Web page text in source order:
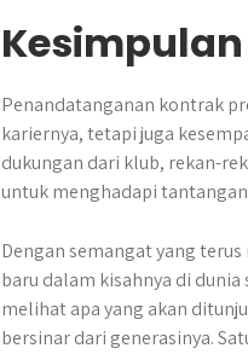
Kesimpulan
​Penandatanganan kontrak
kariernya, tetapi juga
dukungan dari klub, rekan-
untuk menghadapi
Dengan semangat yang
baru dalam kisahnya di
melihat apa yang akan
bersinar dari generasinya.